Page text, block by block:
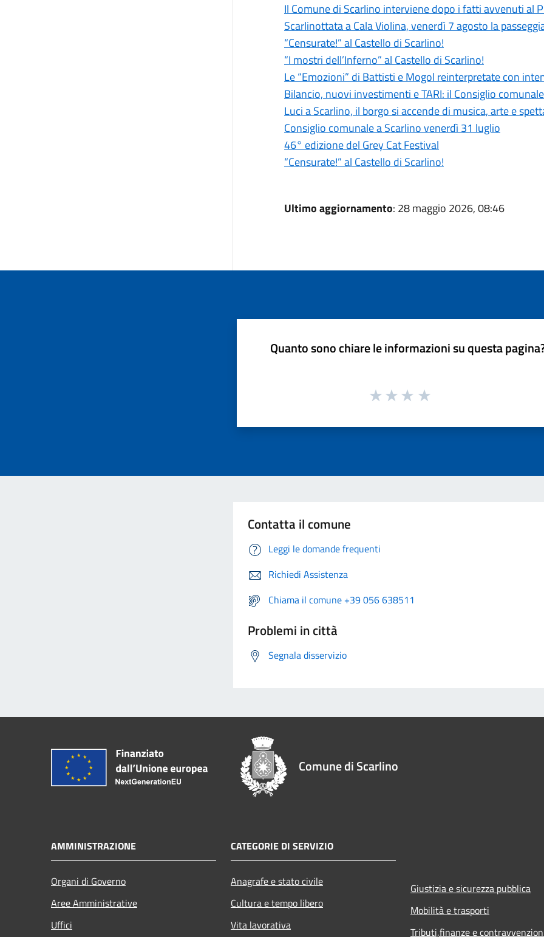
Il Comune di Scarlino interviene dopo i fatti avvenuti al
Scarlinottata a Cala Violina, venerdì 7 agosto la
“Censurate!” al Castello di Scarlino!
“I mostri dell’Inferno” al Castello di Scarlino!
Le “Emozioni” di Battisti e Mogol reinterpretate con
Bilancio, nuovi investimenti e TARI: il Consiglio
Luci a Scarlino, il borgo si accende di musica, arte e
Consiglio comunale a Scarlino venerdì 31 luglio
46° edizione del Grey Cat Festival
“Censurate!” al Castello di Scarlino!
Ultimo aggiornamento: 28 maggio 2026, 08:46
Quanto sono chiare le informazioni su questa
Contatta il comune
Leggi le domande frequenti
Richiedi Assistenza
Chiama il comune +39 056 638511
Problemi in città
Segnala disservizio
Comune di Scarlino
AMMINISTRAZIONE
Organi di Governo
Aree Amministrative
Uffici
CATEGORIE DI SERVIZIO
Anagrafe e stato civile
Cultura e tempo libero
Vita lavorativa
Giustizia e sicurezza pubblica
Mobilità e trasporti
Tributi,finanze e